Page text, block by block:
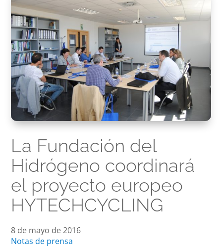
La Fundación del
Hidrógeno coordinará
el proyecto europeo
HYTECHCYCLING
8 de mayo de 2016
Notas de prensa